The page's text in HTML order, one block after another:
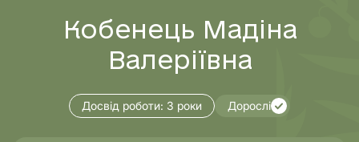
Кобенець Мадіна
Валеріївна
Досвід роботи: 3 роки Дорослі